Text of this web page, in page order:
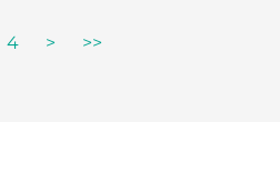
4 > >>